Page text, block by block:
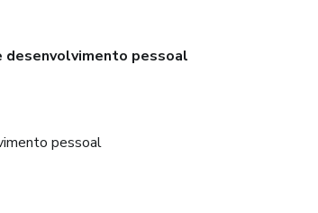
desenvolvimento pessoal
pessoal